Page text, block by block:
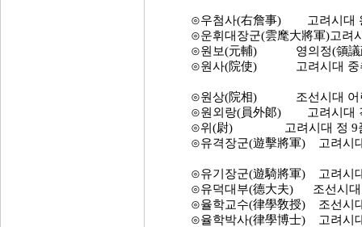
⊙우첨사(右詹事) 고려시대
⊙운휘대장군(雲麾大將軍)고려
⊙원보(元輔) 영의정(領議
⊙원사(院使) 고려시대 중추
⊙원상(院相) 조선시대 어린
⊙원외랑(員外郞) 고려시대
⊙위(尉) 고려시대 정 9품
⊙유격장군(遊擊將軍) 고려시
⊙유기장군(遊騎將軍) 고려시
⊙유덕대부(德大夫) 조선시대
⊙율학교수(律學敎授) 조선시
⊙율학박사(律學博士) 고려시